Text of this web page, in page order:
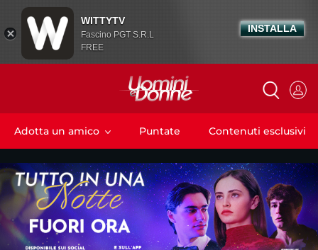
Adotta un amico Puntate Contenuti esclusivi
WITTYTV
Fascino PGT S.R.L
FREE
INSTALLA